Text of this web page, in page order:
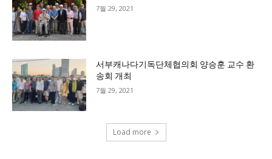
7월 29, 2021
서부캐나다기독단체협의회 양승훈 교수 환
송회 개최
7월 29, 2021
Load more